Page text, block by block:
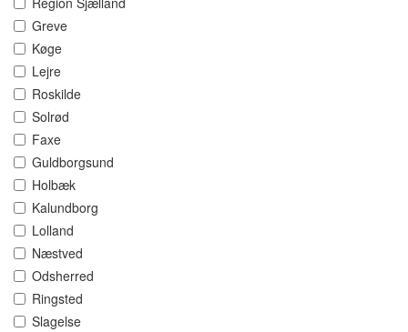
Greve
Køge
Lejre
Roskilde
Solrød
Faxe
Guldborgsund
Holbæk
Kalundborg
Lolland
Næstved
Odsherred
Ringsted
Slagelse